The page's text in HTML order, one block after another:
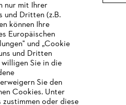
MY STIHL
nur mit Ihrer
und Dritten (z.B.
können Ihre
Europäischen
und „Cookie
und Dritten
Sie in die
Sie den
Cookies. Unter
zustimmen oder diese